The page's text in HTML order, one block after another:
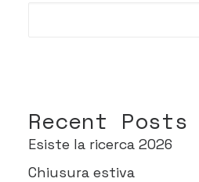
Recent Posts
Esiste la ricerca 2026
Chiusura estiva